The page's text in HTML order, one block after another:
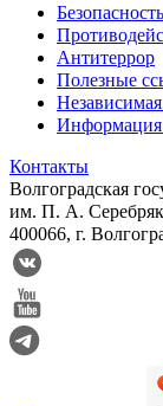
Безопасность
Антитеррор
Полезные
Информация
Контакты
Волгоградская
им. П. А.
400066, г.